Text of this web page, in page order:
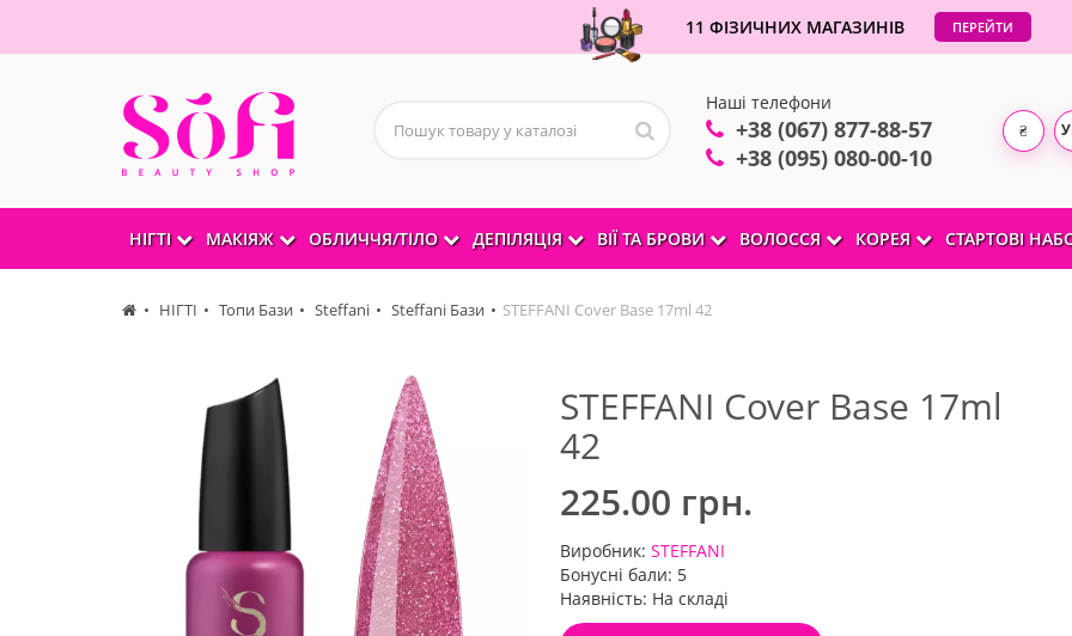
11 ФІЗИЧНИХ МАГАЗИНІВ ПЕРЕЙТИ
Наші телефони
+38 (067) 877-88-57
+38 (095) 080-00-10
₴
НІГТІ МАКІЯЖ ОБЛИЧЧЯ/ТІЛО ДЕПІЛЯЦІЯ ВІЇ ТА БРОВИ ВОЛОССЯ КОРЕЯ СТАРТОВІ
НІГТІ Топи Бази Steffani Steffani Бази STEFFANI Cover Base 17ml 42
STEFFANI Cover Base 17ml
42
225.00 грн.
Виробник: STEFFANI
Бонусні бали: 5
Наявність: На складі